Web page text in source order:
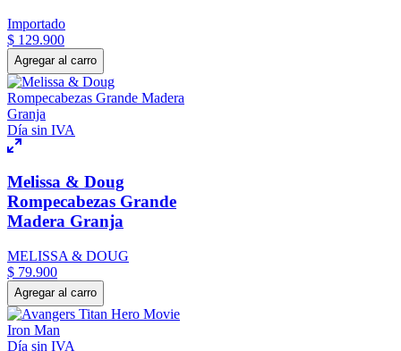
Importado
$ 129.900
Agregar al carro
Día sin IVA
Melissa & Doug
Rompecabezas Grande
Madera Granja
MELISSA & DOUG
$ 79.900
Agregar al carro
Día sin IVA